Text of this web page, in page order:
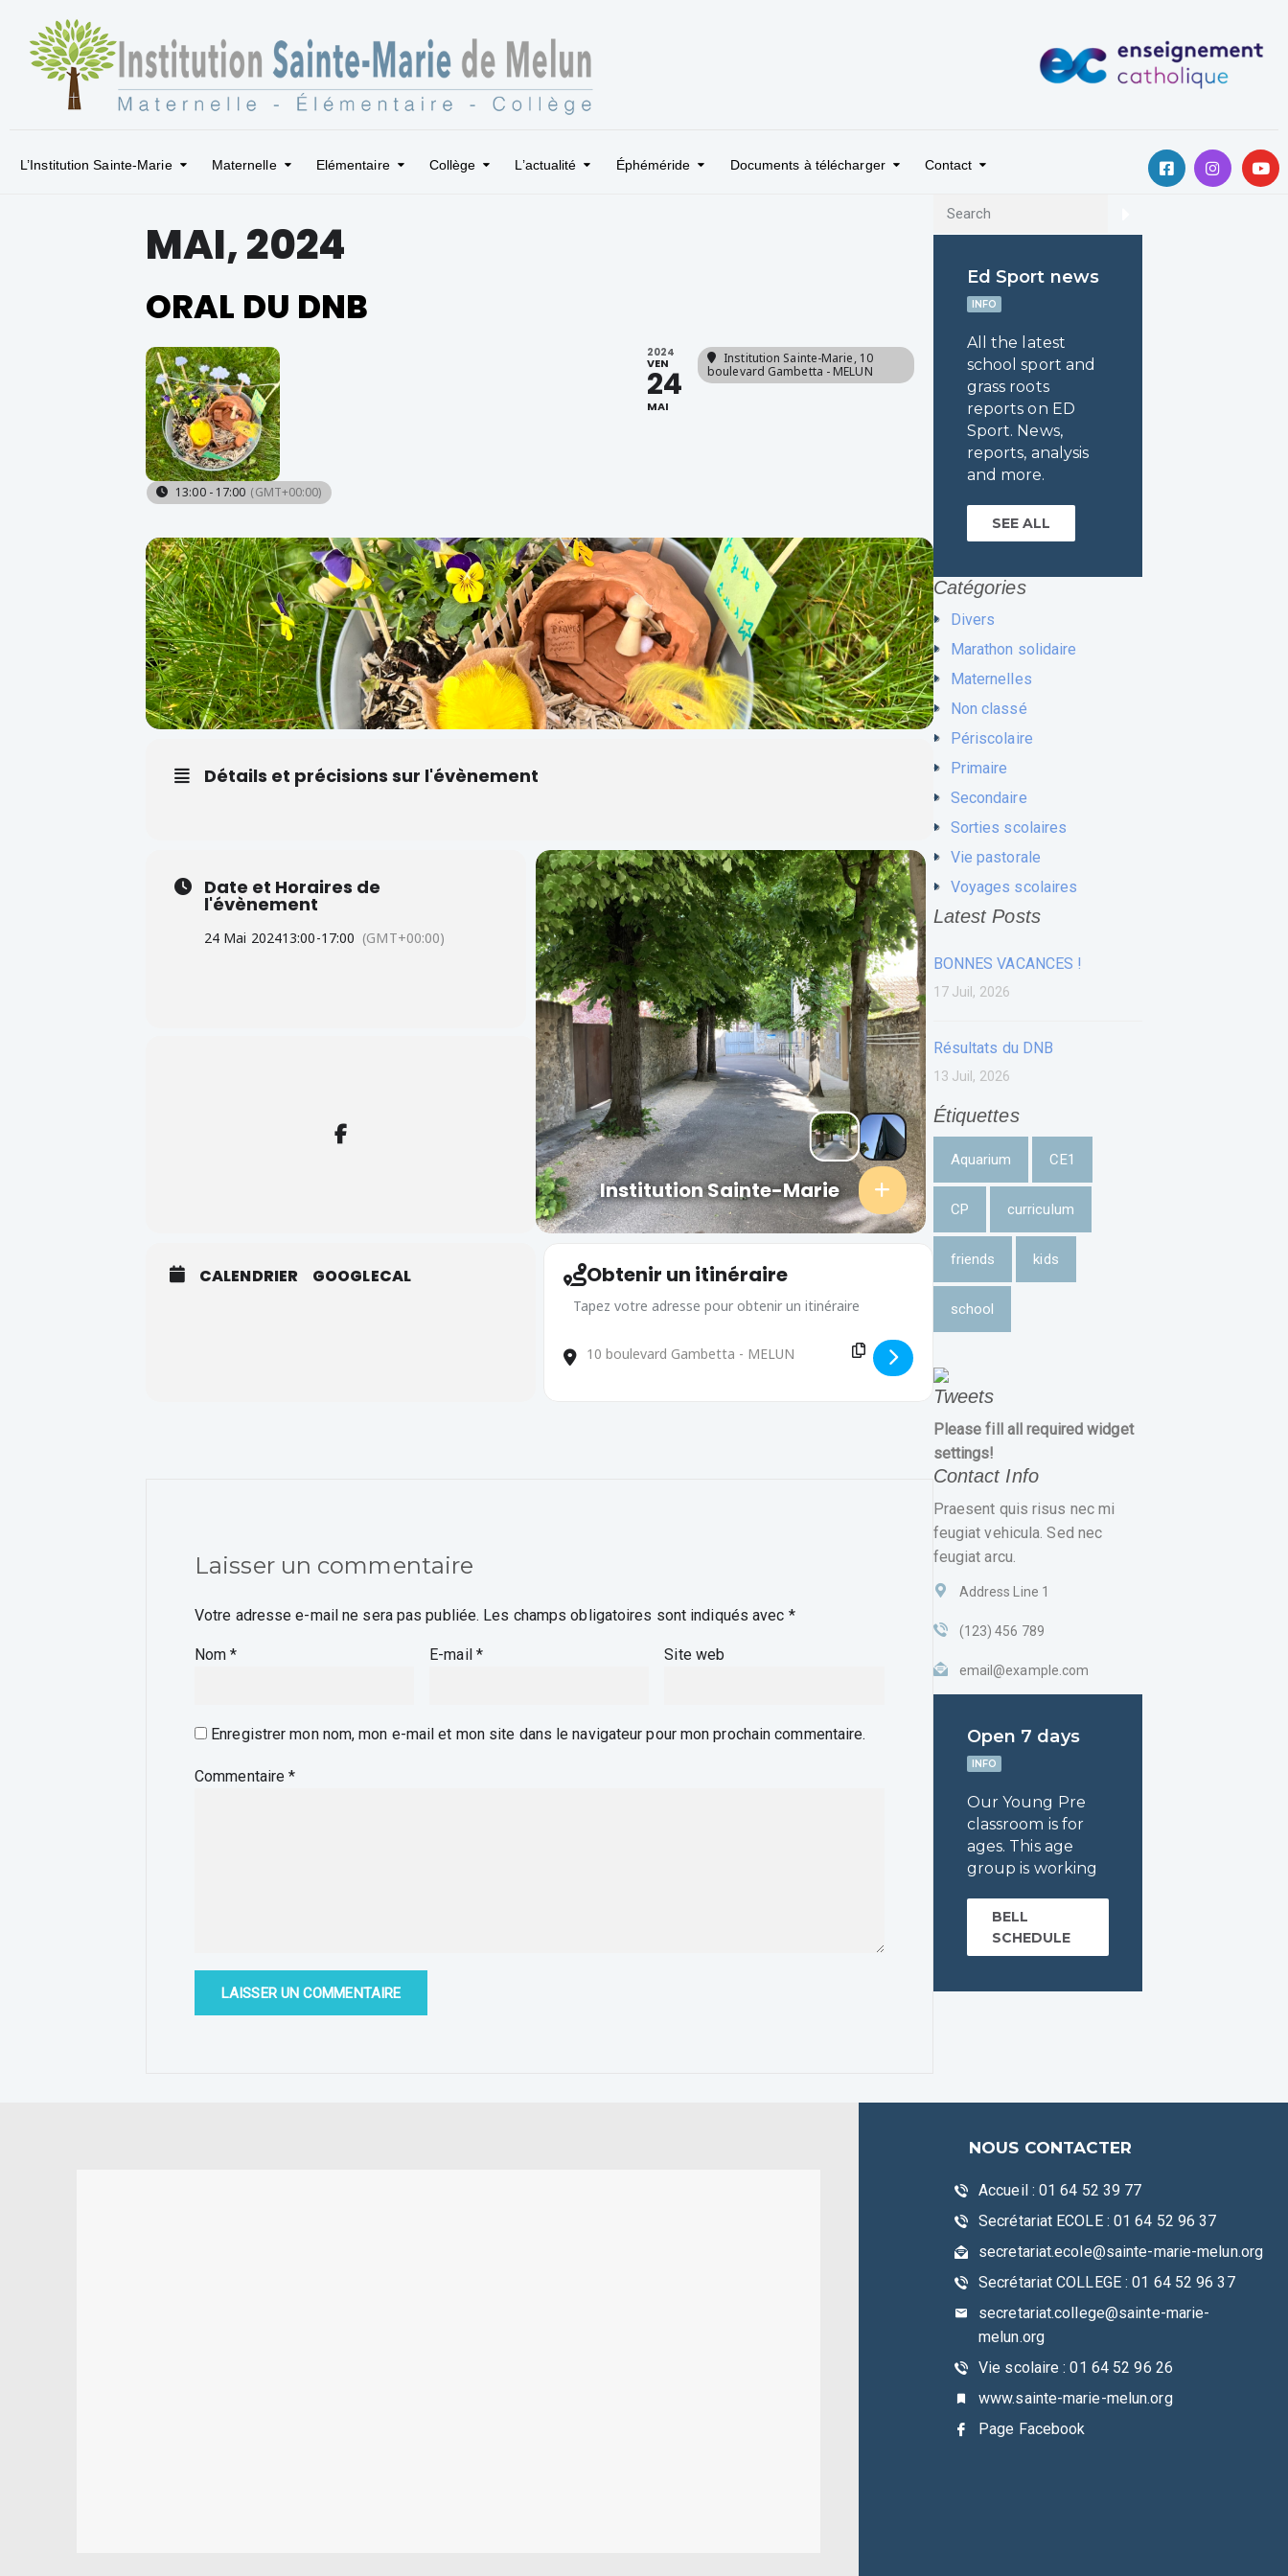
L’Institution Sainte-Marie Maternelle Elémentaire Collège L’actualité Éphéméride Documents à télécharger Contact
MAI, 2024
ORAL DU DNB
13:00 - 17:00 (GMT+00:00)
2024
VEN
24
MAI
Institution Sainte-Marie, 10
boulevard Gambetta - MELUN
Détails et précisions sur l'évènement
Institution Sainte-Marie
Date et Horaires de
l'évènement
24 Mai 202413:00-17:00 (GMT+00:00)
CALENDRIER GOOGLECAL Obtenir un itinéraire
Adresse de destination - ORAL DU DNB [Ck3H5hCez]
Laisser un commentaire
Votre adresse e-mail ne sera pas publiée. Les champs obligatoires sont indiqués avec *
Nom* E-mail * Site web
Enregistrer mon nom, mon e-mail et mon site dans le navigateur pour mon prochain commentaire.
Commentaire*
Ed Sport news
INFO
All the latest
school sport and
grass roots
reports on ED
Sport. News,
reports, analysis
and more.
SEE ALL
Catégories
Divers
Marathon solidaire
Maternelles
Non classé
Périscolaire
Primaire
Secondaire
Sorties scolaires
Vie pastorale
Voyages scolaires
Latest Posts
BONNES VACANCES !
17 Juil, 2026
Résultats du DNB
13 Juil, 2026
Étiquettes
Aquarium CE1
CP curriculum
friends kids
school
Tweets
Please fill all required widget
settings!
Contact Info
Praesent quis risus nec mi
feugiat vehicula. Sed nec
feugiat arcu.
Address Line 1
(123) 456 789
email@example.com
Open 7 days
INFO
Our Young Pre
classroom is for
ages. This age
group is working
BELL
SCHEDULE
NOUS CONTACTER
Accueil : 01 64 52 39 77
Secrétariat ECOLE : 01 64 52 96 37
secretariat.ecole@sainte-marie-melun.org
Secrétariat COLLEGE : 01 64 52 96 37
secretariat.college@sainte-marie-
melun.org
Vie scolaire : 01 64 52 96 26
www.sainte-marie-melun.org
Page Facebook